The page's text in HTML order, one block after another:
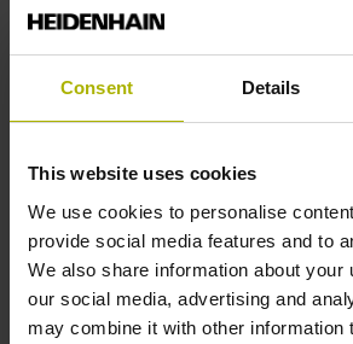
Consent Details
This website uses cookies
We use cookies to personalise
provide social media features and to
We also share information about your
our social media, advertising and
may combine it with other information
03B
Welle
Wellentyp